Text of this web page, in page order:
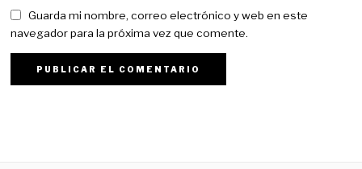
Guarda mi nombre, correo electrónico y web en este
navegador para la próxima vez que comente.